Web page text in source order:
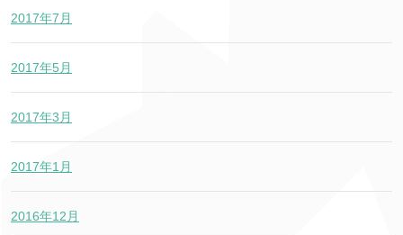
2017年7月
2017年5月
2017年3月
2017年1月
2016年12月